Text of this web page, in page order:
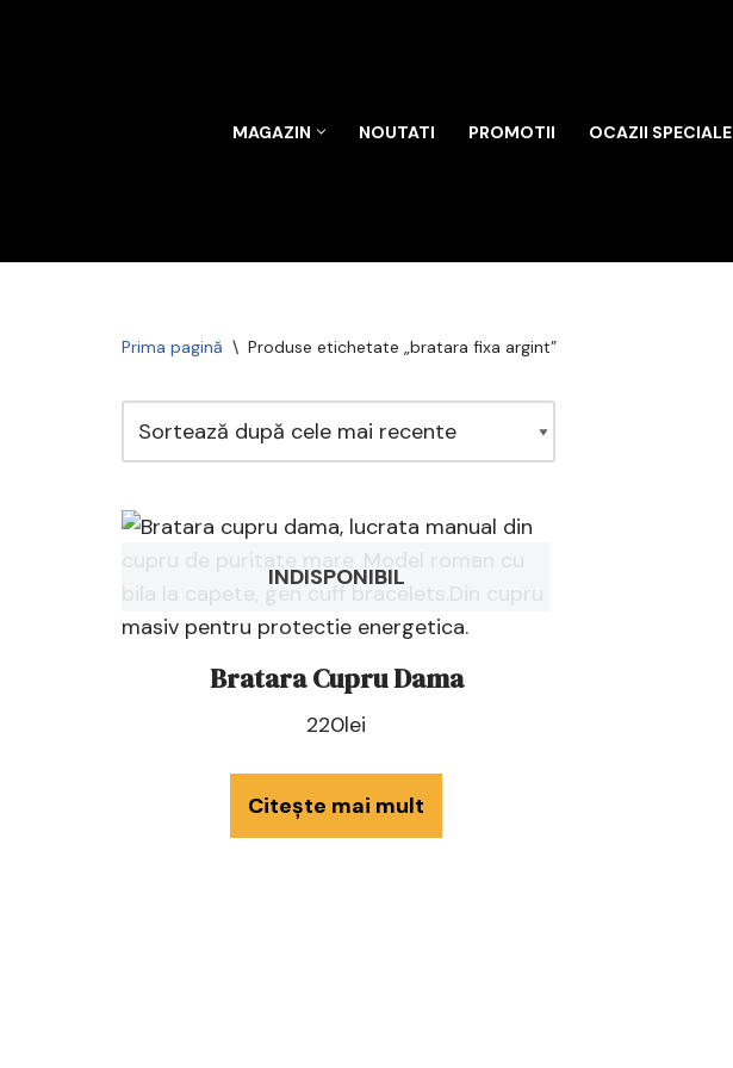
MAGAZIN NOUTATI PROMOTII OCAZII SPECIALE
Prima pagină \ Produse etichetate „bratara fixa argint”
INDISPONIBIL
Bratara Cupru Dama
220lei
Citește mai mult